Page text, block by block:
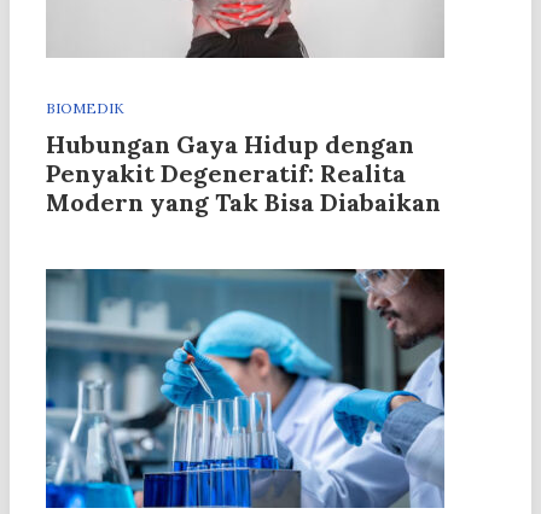
BIOMEDIK
Hubungan Gaya Hidup dengan
Penyakit Degeneratif: Realita
Modern yang Tak Bisa Diabaikan